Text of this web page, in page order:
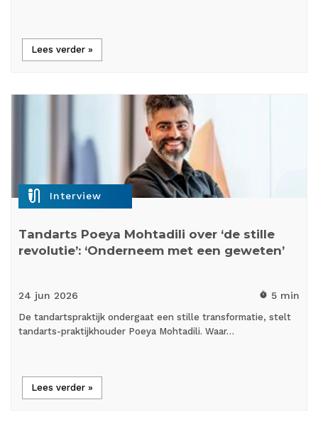
Lees verder »
mic_external_on Interview
Tandarts Poeya Mohtadili over ‘de stille
revolutie’: ‘Onderneem met een geweten’
24 jun 2026 timer 5 min
De tandartspraktijk ondergaat een stille transformatie, stelt
tandarts-praktijkhouder Poeya Mohtadili. Waar…
Lees verder »